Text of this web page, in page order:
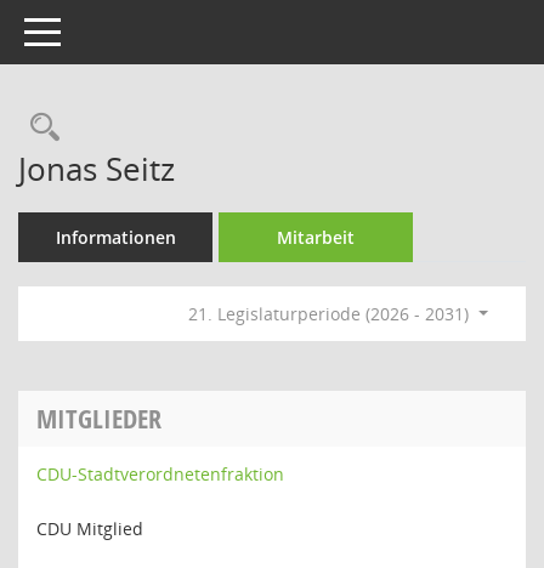
Toggle navigation
Rechercheauswahl
Jonas Seitz
Informationen Mitarbeit
21. Legislaturperiode (2026 - 2031)
MITGLIEDER
CDU-Stadtverordnetenfraktion
CDU Mitglied